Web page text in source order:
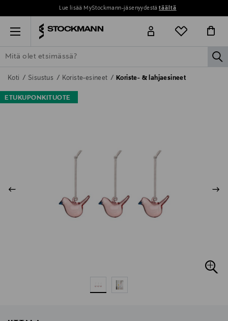
Lue lisää MyStockmann-jäsenyydestätäältä
Menu
ETSI KAIKKI NAISET MIEHET LAPSET KOTI
Koti Sisustus Koriste-esineet Koriste- & lahjaesineet
ETUKUPONKITUOTE